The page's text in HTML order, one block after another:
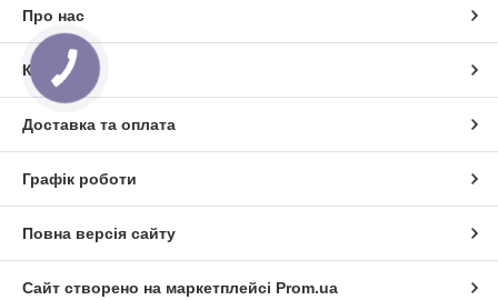
Про нас
Контакти
Доставка та оплата
Графік роботи
Повна версія сайту
Сайт створено на маркетплейсі Prom.ua
КНОПКА
ЗВ'ЯЗКУ